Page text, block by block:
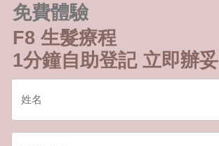
免費體驗
F8 生髮療程
1分鐘自助登記 立即辦妥